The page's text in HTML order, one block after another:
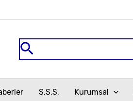
Arama
S.S.S. Kurumsal